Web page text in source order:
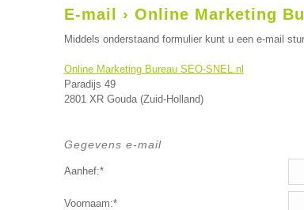
E-mail › Online Marketing
Middels onderstaand formulier kunt u een e-mail
Online Marketing Bureau SEO-SNEL.nl
Paradijs 49
2801 XR Gouda (Zuid-Holland)
Gegevens e-mail
Aanhef:*
Voornaam:*